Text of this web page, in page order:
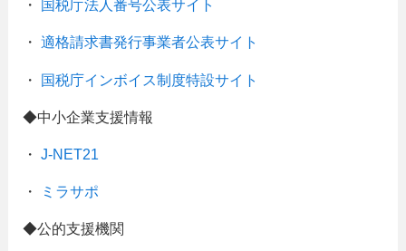
・ 国税庁法人番号公表サイト
・ 適格請求書発行事業者公表サイト
・ 国税庁インボイス制度特設サイト
◆中小企業支援情報
・ J-NET21
・ ミラサポ
◆公的支援機関